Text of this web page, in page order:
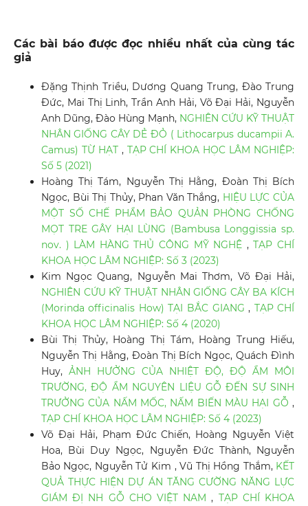
Các bài báo được đọc nhiều nhất của cùng tác
giả
Đặng Thịnh Triều, Dương Quang Trung, Đào Trung
Đức, Mai Thị Linh, Trần Anh Hải, Võ Đại Hải, Nguyễn
Anh Dũng, Đào Hùng Mạnh, NGHIÊN CỨU KỸ THUẬT
NHÂN GIỐNG CÂY DẺ ĐỎ ( Lithocarpus ducampii A.
Camus) TỪ HẠT , TẠP CHÍ KHOA HỌC LÂM NGHIỆP:
Số 5 (2021)
Hoàng Thị Tám, Nguyễn Thị Hằng, Đoàn Thị Bích
Ngọc, Bùi Thị Thủy, Phan Văn Thắng, HIỆU LỰC CỦA
MỘT SỐ CHẾ PHẨM BẢO QUẢN PHÒNG CHỐNG
MỌT TRE GÂY HẠI LÙNG (Bambusa Longgissia sp.
nov. ) LÀM HÀNG THỦ CÔNG MỸ NGHỆ ,TẠP CHÍ
KHOA HỌC LÂM NGHIỆP: Số 3 (2023)
Kim Ngọc Quang, Nguyễn Mai Thơm, Võ Đại Hải,
NGHIÊN CỨU KỸ THUẬT NHÂN GIỐNG CÂY BA KÍCH
(Morinda officinalis How) TẠI BẮC GIANG, TẠP CHÍ
KHOA HỌC LÂM NGHIỆP: Số 4 (2020)
Bùi Thị Thủy, Hoàng Thị Tám, Hoàng Trung Hiếu,
Nguyễn Thị Hằng, Đoàn Thị Bích Ngọc, Quách Đình
Huy, ẢNH HƯỞNG CỦA NHIỆT ĐỘ, ĐỘ ẨM MÔI
TRƯỜNG, ĐỘ ẨM NGUYÊN LIỆU GỖ ĐẾN SỰ SINH
TRƯỞNG CỦA NẤM MỐC, NẤM BIẾN MÀU HẠI GỖ,
TẠP CHÍ KHOA HỌC LÂM NGHIỆP: Số 4 (2023)
Võ Đại Hải, Phạm Đức Chiến, Hoàng Nguyễn Việt
Hoa, Bùi Duy Ngọc, Nguyễn Đức Thành, Nguyễn
Bảo Ngọc, Nguyễn Tử Kim , Vũ Thị Hồng Thắm, KẾT
QUẢ THỰC HIỆN DỰ ÁN TĂNG CƯỜNG NĂNG LỰC
GIÁM ĐỊ NH GỖ CHO VIỆT NAM, TẠP CHÍ KHOA